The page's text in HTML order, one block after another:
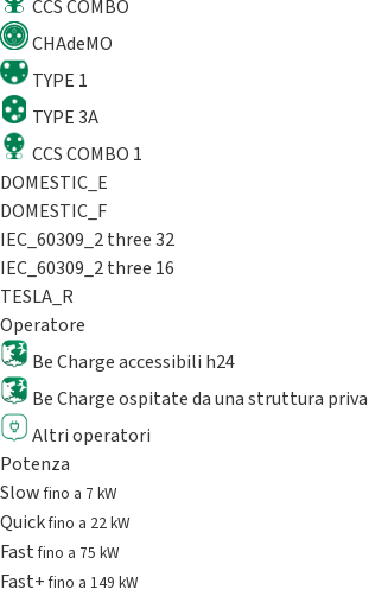
CCS COMBO
CHAdeMO
TYPE 1
TYPE 3A
CCS COMBO 1
DOMESTIC_E
DOMESTIC_F
IEC_60309_2 three 32
IEC_60309_2 three 16
TESLA_R
Operatore
Be Charge accessibili h24
Be Charge ospitate da una struttura
Altri operatori
Potenza
Slowfino a 7 kW
Quickfino a 22 kW
Fastfino a 75 kW
Fast+fino a 149 kW